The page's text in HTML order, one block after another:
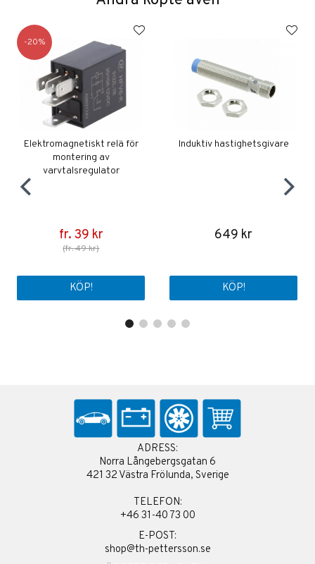
20
Elektromagnetiskt relä för
montering av
varvtalsregulator
fr. 39 kr
(fr. 49 kr)
KÖP!
Induktiv hastighetsgivare
649 kr
KÖP!
ADRESS:
Norra Långebergsgatan 6
421 32 Västra Frölunda, Sverige
TELEFON:
+46 31-40 73 00
E-POST:
shop@th-pettersson.se